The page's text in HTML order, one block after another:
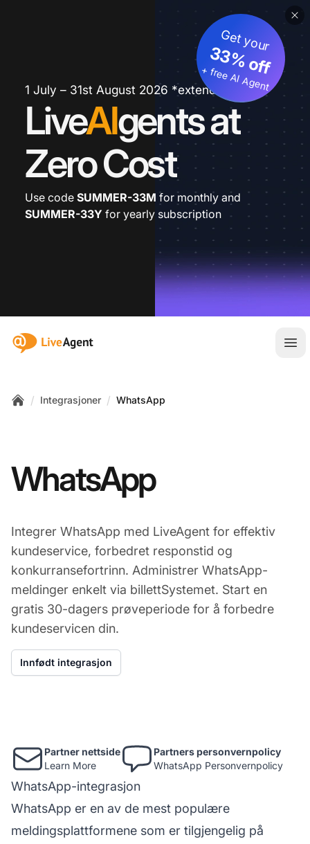
1 July – 31st August 2026 *extended
LiveAIgents at
Zero Cost
Get your
33% off
+ free AI Agent
Use code SUMMER-33M for monthly and
SUMMER-33Y for yearly subscription
:site.title
/ Integrasjoner / WhatsApp
WhatsApp
Integrer WhatsApp med LiveAgent for effektiv
kundeservice, forbedret responstid og
konkurransefortrinn. Administrer WhatsApp-
meldinger enkelt via billettSystemet. Start en
gratis 30-dagers prøveperiode for å forbedre
kundeservicen din.
Innfødt integrasjon
Partner nettside
Learn More
Partners personvernpolicy
WhatsApp Personvernpolicy
WhatsApp-integrasjon
WhatsApp er en av de mest populære
meldingsplattformene som er tilgjengelig på